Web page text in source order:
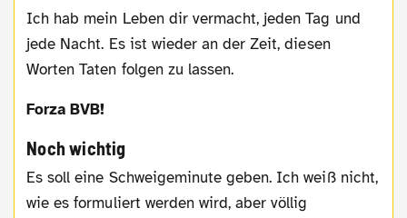
Ich hab mein Leben dir vermacht, jeden Tag und
jede Nacht. Es ist wieder an der Zeit, diesen
Worten Taten folgen zu lassen.
Forza BVB!
Noch wichtig
Es soll eine Schweigeminute geben. Ich weiß nicht,
wie es formuliert werden wird, aber völlig